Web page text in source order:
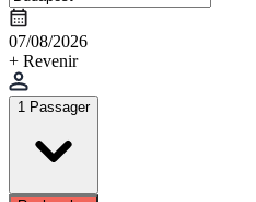
07/08/2026
+ Revenir
1 Passager